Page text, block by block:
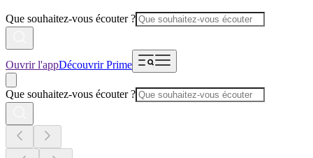
Que souhaitez-vous écouter ?
Ouvrir l'appDécouvrir Prime
Que souhaitez-vous écouter ?